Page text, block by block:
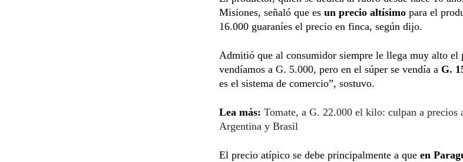
Misiones, señaló que es un precio altísimo para el
16.000 guaraníes el precio en finca, según dijo.
Admitió que al consumidor siempre le llega muy alto el
vendíamos a G. 5.000, pero en el súper se vendía a G.
es el sistema de comercio”, sostuvo.
Lea más: Tomate, a G. 22.000 el kilo: culpan a precios
Argentina y Brasil
El precio atípico se debe principalmente a que en